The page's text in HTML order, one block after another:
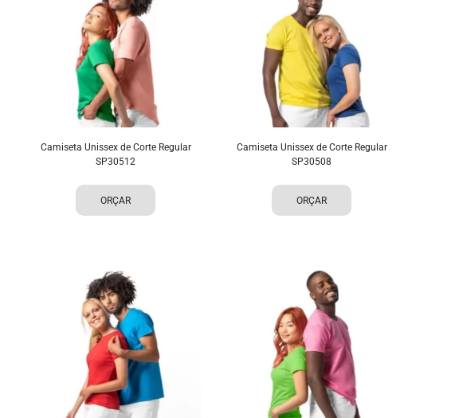
Camiseta Unissex de Corte Regular
SP30512
ORÇAR
Camiseta Unissex de Corte Regular
SP30508
ORÇAR